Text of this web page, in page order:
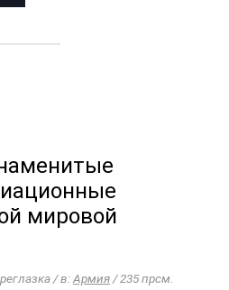
мировой
/ в:Армия/ 235 прсм.